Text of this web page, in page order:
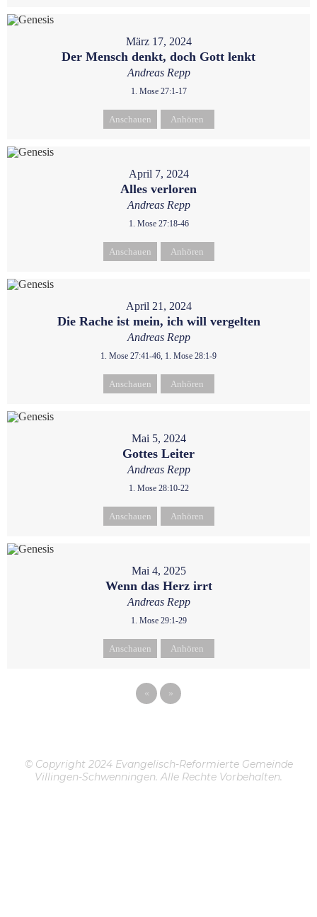
März 17, 2024
Der Mensch denkt, doch Gott lenkt
Andreas Repp
1. Mose 27:1-17
Anschauen Anhören
April 7, 2024
Alles verloren
Andreas Repp
1. Mose 27:18-46
Anschauen Anhören
April 21, 2024
Die Rache ist mein, ich will vergelten
Andreas Repp
1. Mose 27:41-46, 1. Mose 28:1-9
Anschauen Anhören
Mai 5, 2024
Gottes Leiter
Andreas Repp
1. Mose 28:10-22
Anschauen Anhören
Mai 4, 2025
Wenn das Herz irrt
Andreas Repp
1. Mose 29:1-29
Anschauen Anhören
« »
© Copyright 2024 Evangelisch-Reformierte Gemeinde
Villingen-Schwenningen. Alle Rechte Vorbehalten.